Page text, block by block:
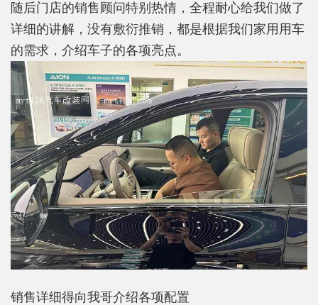
随后门店的销售顾问特别热情，全程耐心给我们做了
详细的讲解，没有敷衍推销，都是根据我们家用用车
的需求，介绍车子的各项亮点。
销售详细得向我哥介绍各项配置